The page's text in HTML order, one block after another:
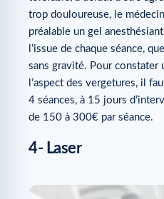
trop douloureuse, le
préalable un gel
l’issue de chaque séance,
sans gravité. Pour constater
l’aspect des vergetures, il
4 séances, à 15 jours
de 150 à 300€ par séance.
4- Laser